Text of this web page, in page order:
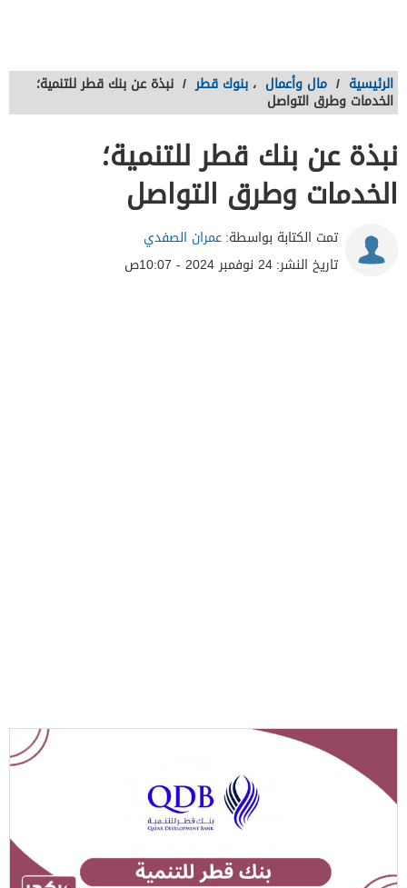
الرئيسية / مال وأعمال ، بنوك قطر / نبذة عن بنك قطر للتنمية؛
الخدمات وطرق التواصل
نبذة عن بنك قطر للتنمية؛
الخدمات وطرق التواصل
تمت الكتابة بواسطة:عمران الصفدي
تاريخ النشر:24 نوفمبر 2024 - 10:07ص